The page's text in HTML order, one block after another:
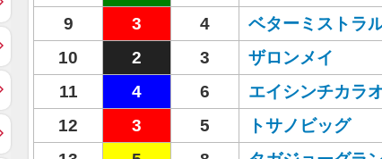
9
3 4 ベターミストラ
10
2 3 ザロンメイ
11
4 6 エイシンチカラ
12
3 5 トサノビッグ